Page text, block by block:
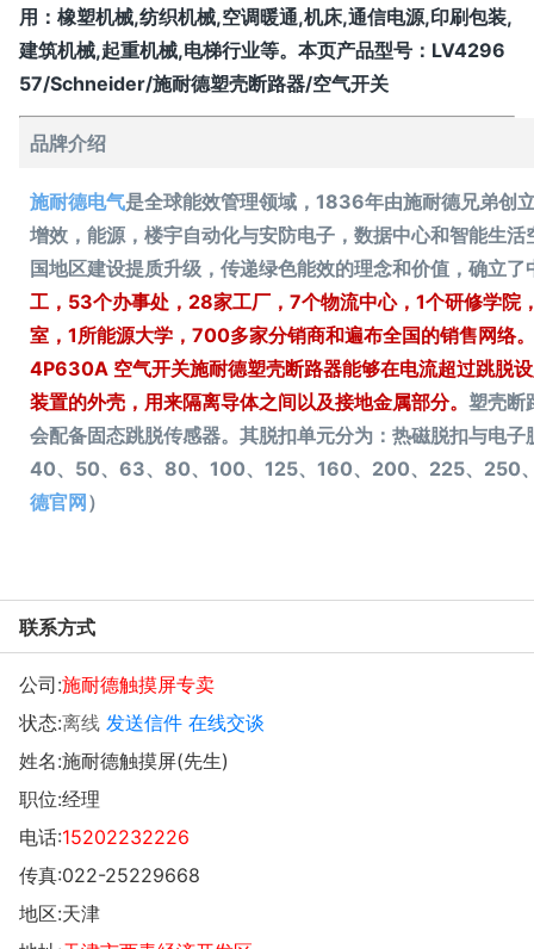
用：橡塑机械,纺织机械,空调暖通,机床,通信电源,印刷包装,
建筑机械,起重机械,电梯行业等。本页产品型号： LV4296
57/Schneider/施耐德塑壳断路器/空气开关
品牌介绍
施耐德电气是全球能效管理领域，1836年由施耐德兄弟创
增效，能源，楼宇自动化与安防电子，数据中心和智能生
国地区建设提质升级，传递绿色能效的理念和价值，确立了
工，53个办事处，28家工厂，7个物流中心，1个研修学
室，1所能源大学，700多家分销商和遍布全国的销售网
4P630A 空气开关施耐德塑壳断路器能够在电流超过跳脱
装置的外壳，用来隔离导体之间以及接地金属部分。塑壳断
会配备固态跳脱传感器。其脱扣单元分为：热磁脱扣与电
40、50、63、80、100、125、160、200、225、250
德官网）
联系方式
公司:施耐德触摸屏专卖
状态:离线 发送信件 在线交谈
姓名:施耐德触摸屏(先生)
职位:经理
电话:15202232226
传真:022-25229668
地区:天津